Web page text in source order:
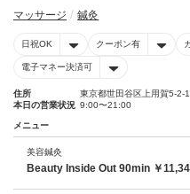
マッサージ 鍼灸
日祝OK クーポン有
電子マネー決済可
住所
東京都世田谷区上用賀5-2-
本日の営業状況 9:00〜21:00
メニュー
美容鍼灸
Beauty Inside Out 90min ￥